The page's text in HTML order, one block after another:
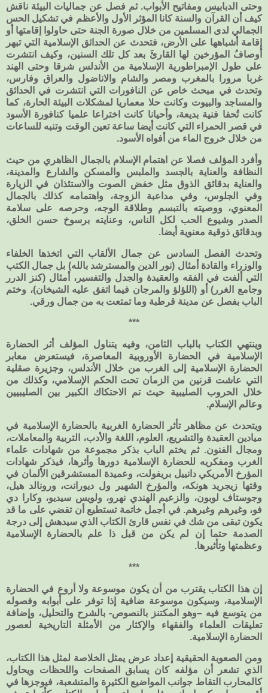
وحتى الدبابيس ومفاتيح الأبواب. ثم فصل عن جماليات البيئة ناقش
كيف أن القرآن والسنة كانا المؤثر الأول والأعظم في تشكيل الحس
الجمالي لدى المسلمين من خلال صورة الجنة حتى حاولوا إقامتها أو
إقامة أشباهها على الأرض، فتحدث عن الحدائق الإسلامية التي تبهر
أوصافُ المؤرخين لها القارئَ بعد كل تلك السنين، وكيف انتشرت
على طول الإمبراطورية الإسلامية من الأندلس شرقا وحتى الهند
غربا مرورا بالمغرب ومصر والشام والاناضول والعراق وفارس،
وتحدث في مبحث خاص عن النافورات التي انتشرت في الحدائق
والمساجد والبيوت وكانت حلا معماريا لمشكلات البيئة الحارة، كما
كانت تُحفا فنية بديعة، وأحيانا كانت اختراعا علميا كنافورة الأسود
في قصر الحمراء التي كانت أيضا ساعة تعين الوقت وتنبه للساعات
من خلال خروج الماء من أفواه الأسود.
وأفرد المؤلف فصلا عن اهتمام الإسلام بالجمال الظاهري من حيث
النظافة والعناية بالجسد والملبس والمسكن والشارع والمدينة،
والعناية بدقائق الذوق مثل خفض الصوت والاستئذان في الزيارة
وفي الجلوس، وفي مداعبة الزوجة، واهتمامه كذلك بالجمال
المعنوي، ووصيته بالتبسم وطلاقة الوجه، وحرصه على سلامة
الصدر وشيوع الحب لكل الناس، وعنايته برسوخ حسن الخلق،
وبدقائق ذوقية معنوية أيضا.
وتحدث الفصل السادس عن جمال الألقاب التي اتخذها الخلفاء
والوزراء والقادة أمثال (نور الدين والمسترشد بالله) بل جمال الكتب
التي ألفت في الفقه والعقيدة والجدل والتفسير، أمثال (كنز الدرر
وجامع الغرر) أو (اللؤلؤ والمرجان فيما اتفق عليه الشيخان)، وختم
الباب بفصل عن مدينة قرطبة وما تمتعت به من جمال ورقي.
***
وينتهي الكتاب بالباب الثامن، وفيه يتناول المؤلف أثر الحضارة
الإسلامية في الحضارة الأوروبية المعاصرة، فيستعرض معابر
الحضارة الإسلامية إلى الغرب من خلال الأندلس، وجزيرة صقلية
التي عاشت قرنين من الزمان تحت الحكم الإسلامي، وكذلك من
خلال الحروب الصليبية حيث تم الاحتكاك الكبير بين الصليبيين
وعالم الإسلام.
ويتحدث عن مظاهر تأثر الحضارة الغربية بالحضارة الإسلامية في
ميادين العقيدة والتشريع، العلوم، اللغة والأدب، التربية والمعاملات،
ومجال الفنون. ثم يختم الباب بذكر مجموعة من شهادات علماء
الغرب ومفكريه للحضارة الإسلامية دورها وأثرها، فيذكر شهادات
المؤرخ الأمريكي دانييل بريفولت، وعميدة المستشرقين الألمان في
وقتها زيجريد هونكه، والمؤرخ الشهير ول ديورانت، ورونالد هيل،
وجوستاف لوبون، والزعيم الهندي نهرو، ولويس سيديو، وكارا دي
فو، وغيرهم وغيرهم. في أجمل خاتمة تستطيع أن تقضي على ما قد
يكون تبقى من شك في نفس قارئ الكتاب الذي سيدهش إلى درجة
الصدمة حتما إن لم يكن من قبل ذا علم بالحضارة الإسلامية
وعظمتها وتأثيرها.
***
إن هذا الكتاب يقترب من أن يكون موسوعة ولا أروع في الحضارة
الإسلامية، وسيكون موسوعة ضافية إذا توفر على أبوابه وفصوله
من يتوسع فيه –وهو المكتنز بالنصوص- بالشرح والتحليل، وإضافة
تعليقات العلماء والفقهاء والإكثار من الأمثلة التاريخية لعصور
الحضارة الإسلامية.
ومن الصعوبة الحقيقية إعداد عرض يمثل الخلاصة لمثل هذا الكتاب،
الذي تشعر أن مؤلفه كان يسابق الصفحات واللحظات ويحاول
كالمحارب التقاط جوانب المواضيع الكثيرة والمتشعبة، فيوجزها في